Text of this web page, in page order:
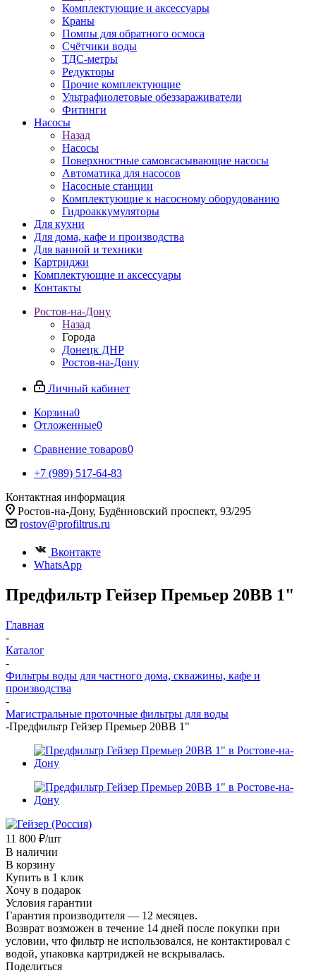
Комплектующие и аксессуары
Краны
Помпы для обратного осмоса
Счётчики воды
ТДС-метры
Редукторы
Прочие комплектующие
Ультрафиолетовые обеззараживатели
Фитинги
Насосы
Назад
Насосы
Поверхностные самовсасывающие насосы
Автоматика для насосов
Насосные станции
Комплектующие к насосному оборудованию
Гидроаккумуляторы
Для кухни
Для дома, кафе и производства
Для ванной и техники
Картриджи
Комплектующие и аксессуары
Контакты
Ростов-на-Дону
Назад
Города
Донецк ДНР
Ростов-на-Дону
Личный кабинет
Корзина0
Отложенные0
Сравнение товаров0
+7 (989) 517-64-83
Контактная информация
Ростов-на-Дону, Будённовский проспект, 93/295
rostov@profiltrus.ru
Вконтакте
WhatsApp
Предфильтр Гейзер Премьер 20BB 1"
Главная
-
Каталог
-
Фильтры воды для частного дома, скважины, кафе и
производства
-
Магистральные проточные фильтры для воды
-Предфильтр Гейзер Премьер 20BB 1"
11 800 ₽/шт
В наличии
В корзину
Купить в 1 клик
Хочу в подарок
Условия гарантии
Гарантия производителя — 12 месяцев.
Возврат возможен в течение 14 дней после покупки при
условии, что фильтр не использовался, не контактировал с
водой, упаковка картриджей не вскрывалась.
Поделиться